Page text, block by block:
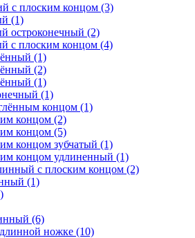
с плоским концом (3)
(1)
остроконечный (2)
с плоским концом (4)
(1)
(2)
(1)
(1)
концом (1)
концом (2)
концом (5)
концом зубчатый (1)
концом удлиненный (1)
с плоским концом (2)
(1)
(6)
ножке (10)